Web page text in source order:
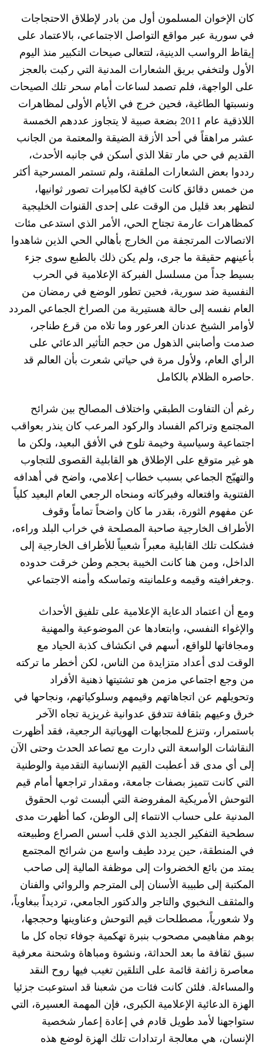
كان الإخوان المسلمون أول من بادر لإطلاق الاحتجاجات
في سورية عبر مواقع التواصل الاجتماعي، بالاعتماد على
إيقاظ الرواسب الدينية، لتتعالى صيحات التكبير منذ اليوم
الأول ولتخفي بريق الشعارات المدنية التي ركبت بالعجز
على الواجهة، فلم تصمد لساعات أمام سحر تلك الصيحات
ونسبتها الطاغية، فحين خرج في الأيام الأولى لمظاهرات
اللاذقية عام 2011 بضعة صبية لا يتجاوز عددهم الخمسة
عشر مراهقاً في أحد الأزقة الضيقة والمعتمة من الجانب
القديم في حي مار تقلا الذي أسكن في جانبه الأحدث،
رددوا بعض الشعارات الملقنة، ولم تستمر المسرحية أكثر
من خمس دقائق كانت كافية لكاميرات تصور ثوانيها،
لتظهر بعد قليل من الوقت على إحدى القنوات الخليجية
كمظاهرات عارمة تجتاح الحي، الأمر الذي استدعى مئات
الاتصالات المرتجفة من الخارج بأهالي الحي الذين شاهدوا
بأعينهم حقيقة ما جرى، ولم يكن ذلك بالطبع سوى جزء
بسيط جداً من مسلسل الفبركة الإعلامية في الحرب
النفسية ضد سورية، فحين تطور الوضع في رمضان من
العام نفسه إلى حالة هستيرية من الصراخ الجماعي المردد
لأوامر الشيخ عدنان العرعور وما تلاه من قرع طناجر،
صدمت وأصابني الذهول من حجم التأثير الدعائي على
الرأي العام، ولأول مرة في حياتي شعرت بأن العالم قد
حاصره الظلام بالكامل.
رغم أن التفاوت الطبقي واختلاف المصالح بين شرائح
المجتمع وتراكم الفساد والركود المرعب كان ينذر بعواقب
اجتماعية وسياسية وخيمة تلوح في الأفق البعيد، ولكن ما
هو غير متوقع على الإطلاق هو القابلية القصوى للتجاوب
والتهيّج الجماعي بسبب خطاب إعلامي، واضح في أهدافه
الفتنوية وافتعاله وفبركاته ومنحاه الرجعي العام البعيد كلياً
عن مفهوم الثورة، بقدر ما كان واضحاً تماماً وقوف
الأطراف الخارجية صاحبة المصلحة في خراب البلد وراءه،
فشكلت تلك القابلية معبراً شعبياً للأطراف الخارجية إلى
الداخل، ومن هنا كانت الخيبة بحجم وطن خرقت حدوده
وجغرافيته وقيمه وعلمانيته وتماسكه وأمنه الاجتماعي.
ومع أن اعتماد الدعاية الإعلامية على تلفيق الأحداث
والإغواء النفسي، وابتعادها عن الموضوعية والمهنية
ومجافاتها للواقع، أسهم في انكشاف كذبة الحياد مع
الوقت لدى أعداد متزايدة من الناس، لكن أخطر ما تركته
من وجع اجتماعي مزمن هو تشتيتها ذهنية الأفراد
وتحويلهم عن اتجاهاتهم وقيمهم وسلوكياتهم، ونجاحها في
خرق وعيهم بثقافة تتدفق عدوانية غريزية تجاه الآخر
باستمرار، وتنزع للمجابهات الهوياتية الرجعية، فقد أظهرت
النقاشات الواسعة التي دارت مع تصاعد الحدث وحتى الآن
إلى أي مدى قد أعطبت القيم الإنسانية التقدمية والوطنية
التي كانت تتميز بصفات جامعة، ومقدار تراجعها أمام قيم
التوحش الأمريكية المفروضة التي ألبست ثوب الحقوق
المدنية على حساب الانتماء إلى الوطن، كما أظهرت مدى
سطحية التفكير الجديد الذي قلب أسس الصراع وطبيعته
في المنطقة، حين يردد طيف واسع من شرائح المجتمع
يمتد من بائع الخضروات إلى موظفة المالية إلى صاحب
المكتبة إلى طبيبة الأسنان إلى المترجم والروائي والفنان
والمثقف النخبوي والتاجر والدكتور الجامعي، ترديداً ببغاوياً،
ولا شعورياً، مصطلحات قيم التوحش وعناوينها وحججها،
بوهم مفاهيمي مصحوب بنبرة تهكمية جوفاء تجاه كل ما
سبق ثقافة ما بعد الحداثة، ونشوة ومباهاة وشحنة معرفية
معاصرة زائفة قائمة على التلقين تغيب فيها روح النقد
والمساءلة. فلئن كانت فئات من شعبنا قد استوعبت جزئيا
الهزة الدعائية الإعلامية الكبرى، فإن المهمة العسيرة، التي
ستواجهنا لأمد طويل قادم في إعادة إعمار شخصية
الإنسان، هي معالجة ارتدادات تلك الهزة لوضع هذه